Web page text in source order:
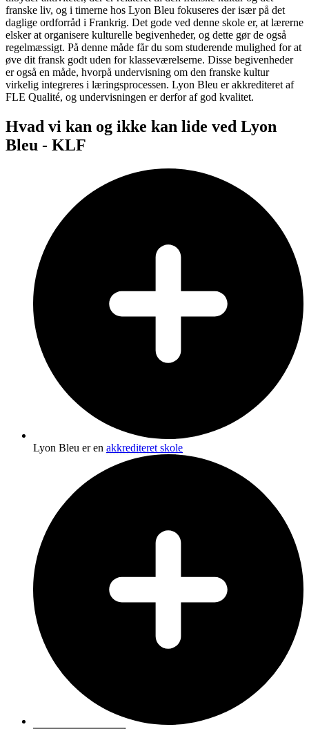
franske liv, og i timerne hos Lyon Bleu fokuseres der især på det
daglige ordforråd i Frankrig. Det gode ved denne skole er, at lærerne
elsker at organisere kulturelle begivenheder, og dette gør de også
regelmæssigt. På denne måde får du som studerende mulighed for at
øve dit fransk godt uden for klasseværelserne. Disse begivenheder
er også en måde, hvorpå undervisning om den franske kultur
virkelig integreres i læringsprocessen. Lyon Bleu er akkrediteret af
FLE Qualité, og undervisningen er derfor af god kvalitet.
Hvad vi kan og ikke kan lide ved Lyon
Bleu - KLF
Lyon Bleu er en akkrediteret skole